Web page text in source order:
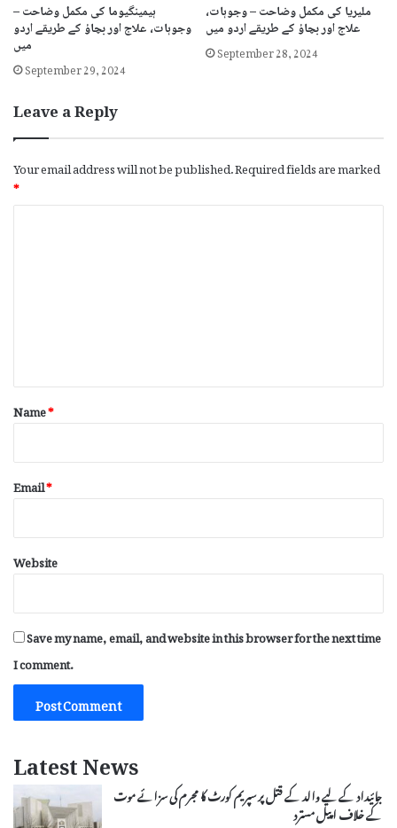
ہیمینگیوما کی مکمل وضاحت –
وجوہات، علاج اور بچاؤ کے طریقے اردو
میں
September 29, 2024
ملیریا کی مکمل وضاحت – وجوہات،
علاج اور بچاؤ کے طریقے اردو میں
September 28, 2024
Leave a Reply
Your email address will not be published.Required fields are marked
*
*
Name*
Email*
Website
Save my name, email, and website in this browser for the next time
I comment.
Latest News
جائیداد کے لیے والد کے قتل پر سپریم کورٹ کا مجرم کی سزائے موت
کے خلاف اپیل مسترد